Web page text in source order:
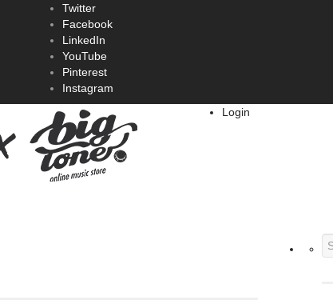
Twitter
Facebook
LinkedIn
YouTube
Pinterest
Instagram
Login